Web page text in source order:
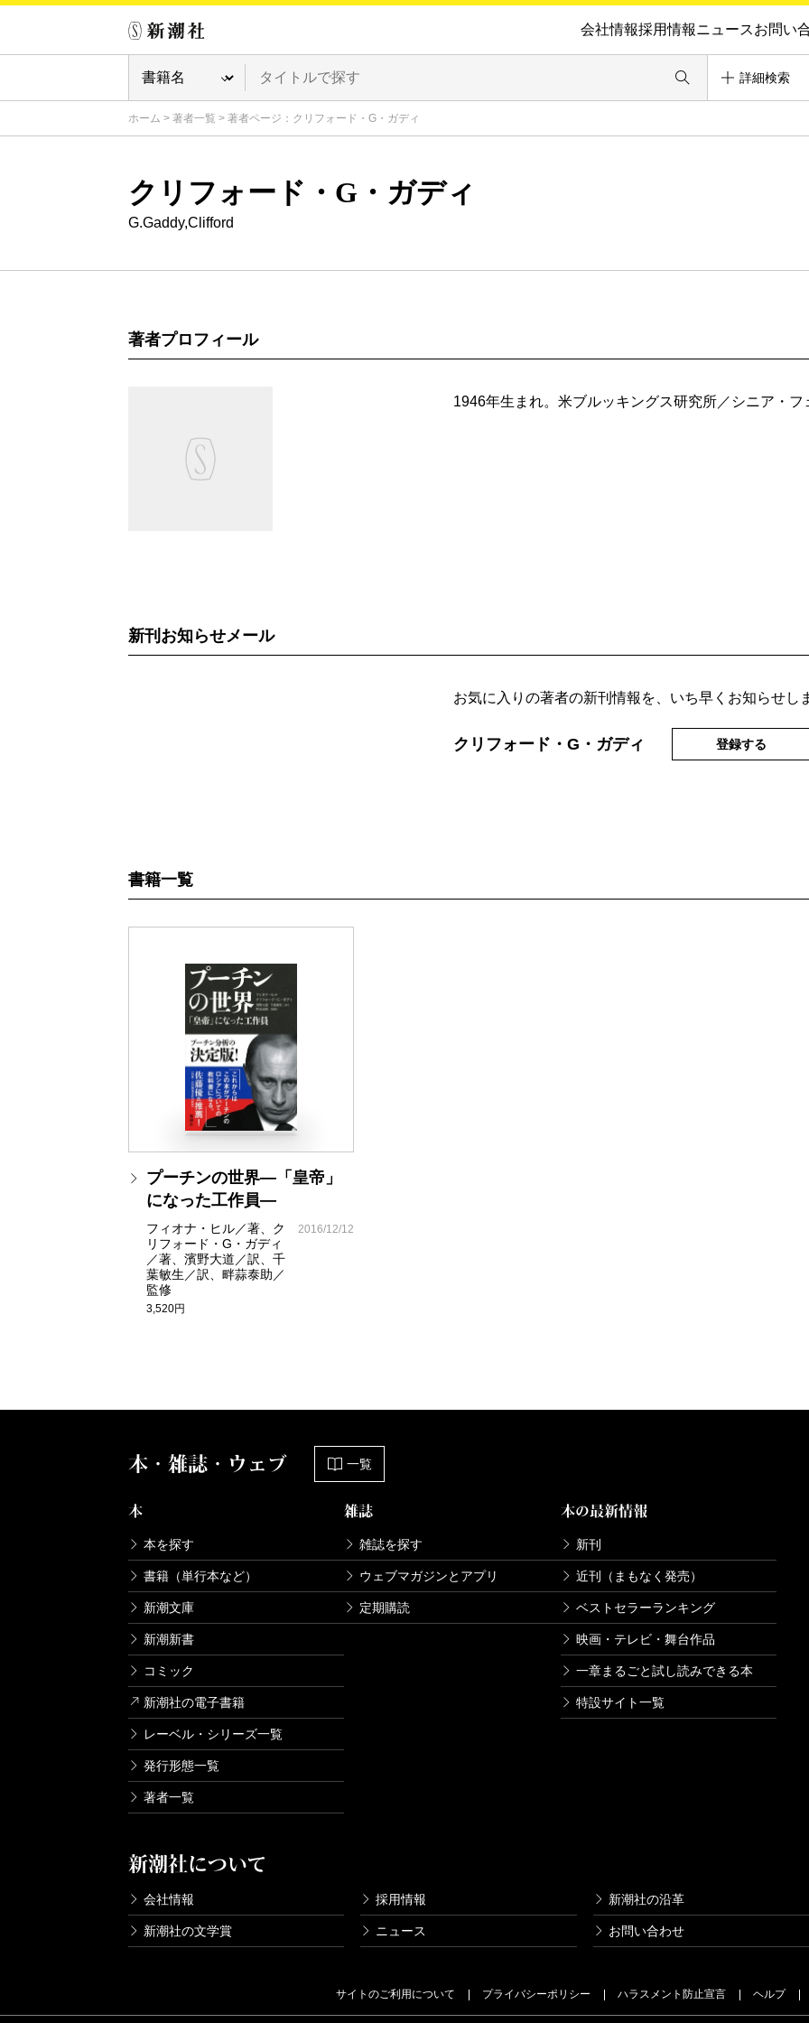
会社情報採用情報ニュースお問い
詳細検索
ホーム > 著者一覧 > 著者ページ：クリフォード・G・ガディ
クリフォード・G・ガディ
G.Gaddy,Clifford
著者プロフィール
1946年生まれ。米ブルッキングス研究所／シニア・フ
新刊お知らせメール
お気に入りの著者の新刊情報を、いち早くお知らせし
クリフォード・G・ガディ 登録する
書籍一覧
プーチンの世界―「皇帝」
になった工作員―
フィオナ・ヒル／著、ク
リフォード・G・ガディ
／著、濱野大道／訳、千
葉敏生／訳、畔蒜泰助／
監修
3,520円
2016/12/12
本・雑誌・ウェブ 一覧
本
本を探す
書籍（単行本など）
新潮文庫
新潮新書
コミック
新潮社の電子書籍
レーベル・シリーズ一覧
発行形態一覧
著者一覧
雑誌
雑誌を探す
ウェブマガジンとアプリ
定期購読
本の最新情報
新刊
近刊（まもなく発売）
ベストセラーランキング
映画・テレビ・舞台作品
一章まるごと試し読みできる本
特設サイト一覧
新潮社について
会社情報 採用情報 新潮社の沿革
新潮社の文学賞 ニュース お問い合わせ
サイトのご利用について プライバシーポリシー ハラスメント防止宣言 ヘルプ